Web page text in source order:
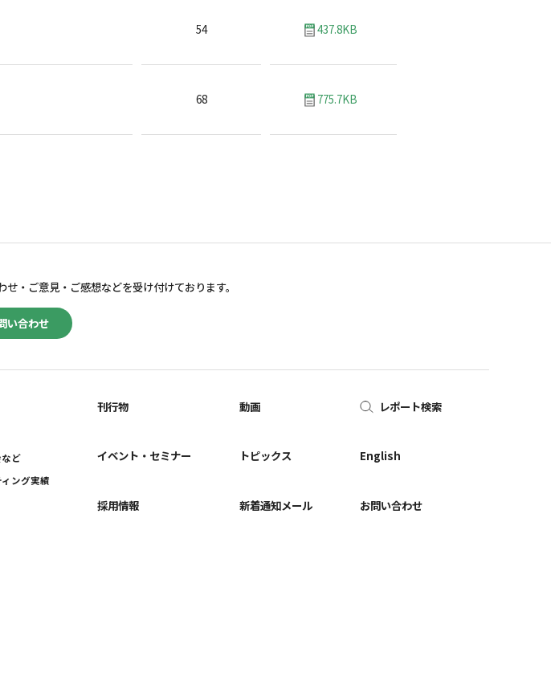
54 437.8KB
68 775.7KB
い合わせ
せ・ ご意見・ご感想などを受け付けております。
ど
ング実績
刊行物
イベント・セミナー
採用情報
動画
トピックス
新着通知メール
レポート検索
English
お問い合わせ